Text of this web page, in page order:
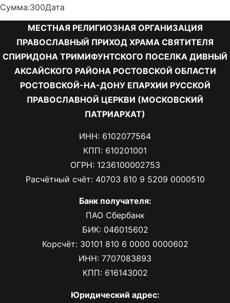
Сумма:300Дата
МЕСТНАЯ РЕЛИГИОЗНАЯ ОРГАНИЗАЦИЯ
ПРАВОСЛАВНЫЙ ПРИХОД ХРАМА СВЯТИТЕЛЯ
СПИРИДОНА ТРИМИФУНТСКОГО ПОСЕЛКА ДИВНЫЙ
АКСАЙСКОГО РАЙОНА РОСТОВСКОЙ ОБЛАСТИ
РОСТОВСКОЙ-НА-ДОНУ ЕПАРХИИ РУССКОЙ
ПРАВОСЛАВНОЙ ЦЕРКВИ (МОСКОВСКИЙ
ПАТРИАРХАТ)
ИНН: 6102077564
КПП: 610201001
ОГРН: 1236100002753
Расчётный счёт: 40703 810 9 5209 0000510
Банк получателя:
ПАО Сбербанк
БИК: 046015602
Корсчёт: 30101 810 6 0000 0000602
ИНН: 7707083893
КПП: 616143002
Юридический адрес: